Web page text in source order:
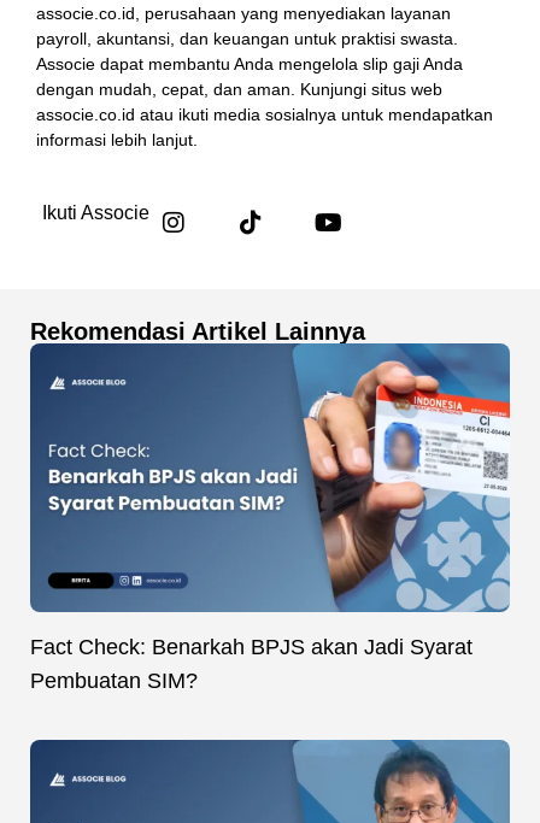
associe.co.id, perusahaan yang menyediakan layanan
payroll, akuntansi, dan keuangan untuk praktisi swasta.
Associe dapat membantu Anda mengelola slip gaji Anda
dengan mudah, cepat, dan aman. Kunjungi situs web
associe.co.id atau ikuti media sosialnya untuk mendapatkan
informasi lebih lanjut.
Ikuti Associe
Rekomendasi Artikel Lainnya
Fact Check: Benarkah BPJS akan Jadi Syarat
Pembuatan SIM?